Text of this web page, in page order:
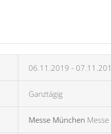
06.11.2019 -
Ganztägig
Messe München